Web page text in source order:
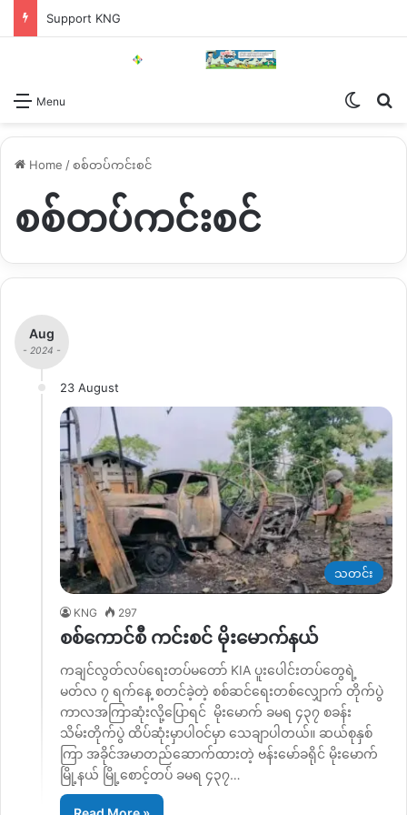
Support KNG
Menu
Home /စစ်တပ်ကင်းစင်
စစ်တပ်ကင်းစင်
Aug
- 2024 -
23 August
သတင်း
KNG 297
စစ်ကောင်စီ ကင်းစင် မိုးမောက်နယ်
ကချင်လွတ်လပ်ရေးတပ်မတော် KIA ပူးပေါင်းတပ်တွေရဲ့
မတ်လ ၇ ရက်နေ့ စတင်ခဲ့တဲ့ စစ်ဆင်ရေးတစ်လျှောက် တိုက်ပွဲ
ကာလအကြာဆုံးလို့ပြောရင် မိုးမောက် ခမရ ၄၃၇ စခန်း
သိမ်းတိုက်ပွဲ ထိပ်ဆုံးမှာပါဝင်မှာ သေချာပါတယ်။ ဆယ်စုနှစ်
ကြာ အခိုင်အမာတည်ဆောက်ထားတဲ့ ဗန်းမော်ခရိုင် မိုးမောက်
မြို့နယ် မြို့စောင့်တပ် ခမရ ၄၃၇…